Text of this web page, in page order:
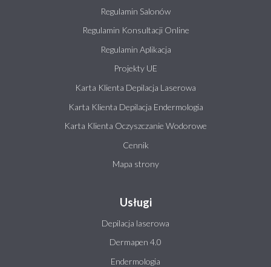
Regulamin Salonów
Regulamin Konsultacji Online
Regulamin Aplikacja
Projekty UE
Karta Klienta Depilacja Laserowa
Karta Klienta Depilacja Endermologia
Karta Klienta Oczyszczanie Wodorowe
Cennik
Mapa strony
Usługi
Depilacja laserowa
Dermapen 4.0
Endermologia